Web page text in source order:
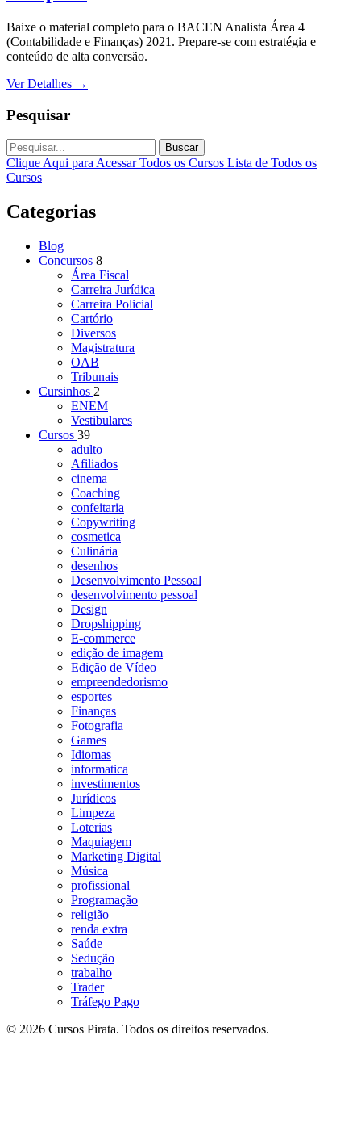
Baixe o material completo para o BACEN Analista Área 4
(Contabilidade e Finanças) 2021. Prepare-se com estratégia e
conteúdo de alta conversão.
Ver Detalhes →
Pesquisar
Buscar
Clique Aqui para Acessar Todos os Cursos Lista de Todos os
Cursos
Categorias
Blog
Concursos 8
Área Fiscal
Carreira Jurídica
Carreira Policial
Cartório
Diversos
Magistratura
OAB
Tribunais
Cursinhos 2
ENEM
Vestibulares
Cursos 39
adulto
Afiliados
cinema
Coaching
confeitaria
Copywriting
cosmetica
Culinária
desenhos
Desenvolvimento Pessoal
desenvolvimento pessoal
Design
Dropshipping
E-commerce
edição de imagem
Edição de Vídeo
empreendedorismo
esportes
Finanças
Fotografia
Games
Idiomas
informatica
investimentos
Jurídicos
Limpeza
Loterias
Maquiagem
Marketing Digital
Música
profissional
Programação
religião
renda extra
Saúde
Sedução
trabalho
Trader
Tráfego Pago
© 2026 Cursos Pirata. Todos os direitos reservados.